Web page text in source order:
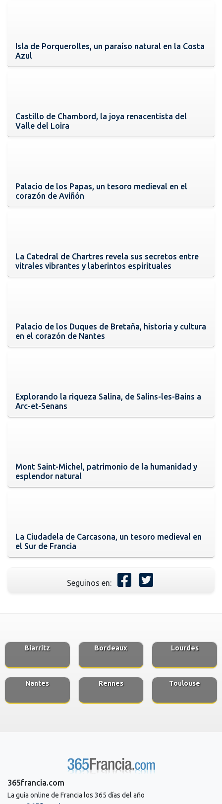
Isla de Porquerolles, un paraíso natural en la Costa
Azul
Castillo de Chambord, la joya renacentista del
Valle del Loira
Palacio de los Papas, un tesoro medieval en el
corazón de Aviñón
La Catedral de Chartres revela sus secretos entre
vitrales vibrantes y laberintos espirituales
Palacio de los Duques de Bretaña, historia y cultura
en el corazón de Nantes
Explorando la riqueza Salina, de Salins-les-Bains a
Arc-et-Senans
Mont Saint-Michel, patrimonio de la humanidad y
esplendor natural
La Ciudadela de Carcasona, un tesoro medieval en
el Sur de Francia
Seguinos en:
Biarritz Bordeaux Lourdes
Nantes Rennes Toulouse
365francia.com
La guía online de Francia los 365 días del año